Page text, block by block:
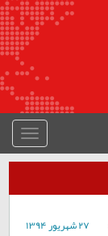
منوی
جمع
شده
۲۷ شهريور ۱۳۹۴